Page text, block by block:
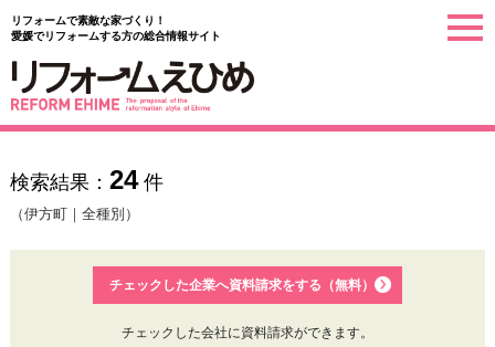
リフォームで素敵な家づくり！
愛媛でリフォームする方の総合情報サイト
検索結果： 24 件
（伊方町｜全種別）
チェックした企業へ資料請求をする（無料）
チェックした会社に資料請求ができます。